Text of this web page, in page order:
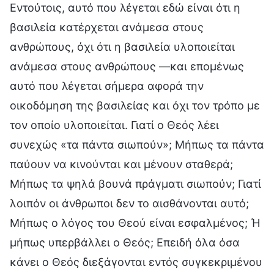
Εντούτοις, αυτό που λέγεται εδώ είναι ότι η
βασιλεία κατέρχεται ανάμεσα στους
ανθρώπους, όχι ότι η βασιλεία υλοποιείται
ανάμεσα στους ανθρώπους —και επομένως
αυτό που λέγεται σήμερα αφορά την
οικοδόμηση της βασιλείας και όχι τον τρόπο με
τον οποίο υλοποιείται. Γιατί ο Θεός λέει
συνεχώς «τα πάντα σιωπούν»; Μήπως τα πάντα
παύουν να κινούνται και μένουν σταθερά;
Μήπως τα ψηλά βουνά πράγματι σιωπούν; Γιατί
λοιπόν οι άνθρωποι δεν το αισθάνονται αυτό;
Μήπως ο λόγος του Θεού είναι εσφαλμένος; Ή
μήπως υπερβάλλει ο Θεός; Επειδή όλα όσα
κάνει ο Θεός διεξάγονται εντός συγκεκριμένου